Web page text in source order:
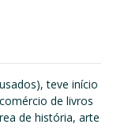
teve início
de livros
de história, arte